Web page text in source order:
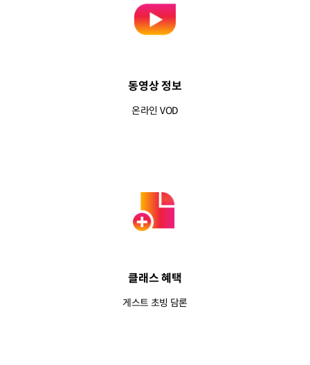
동영상 정보
온라인 VOD
클래스 혜택
게스트 초빙 담론